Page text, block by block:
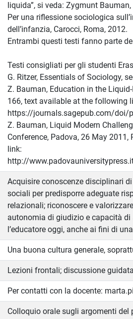
liquida”, si veda: Zygmunt
Per una riflessione sociologica
dell’infanzia, Carocci, Roma, 2012.
Entrambi questi testi fanno parte
Testi consigliati per gli studenti
G. Ritzer, Essentials of Sociology,
Z. Bauman, Education in the
166, text available at the following
https://journals.sagepub.com/doi/
Z. Bauman, Liquid Modern
Conference, Padova, 26 May
link:
http://
Acquisire conoscenze disciplinari
sociali per predisporre adeguate
relazionali; riconoscere e
autonomia di giudizio e capacità
l’educatore oggi, anche ai fini di
Una buona cultura generale,
Lezioni frontali; discussione
Per contatti con la docente:
Colloquio orale sugli argomenti